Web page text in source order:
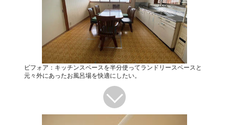
ビフォア：キッチンスペースを半分使ってランドリースペースと
元々外にあったお風呂場を快適にしたい。